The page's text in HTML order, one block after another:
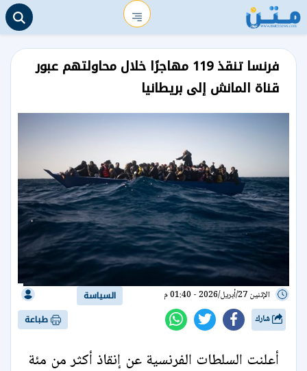
فرنسا تنقذ 119 مهاجرًا خلال محاولتهم عبور
قناة المانش إلى بريطانيا
الإثنين 27/أبريل/2026 - 01:40 م السياسة
طباعة
أعلنت السلطات الفرنسية عن إنقاذ أكثر من مئة